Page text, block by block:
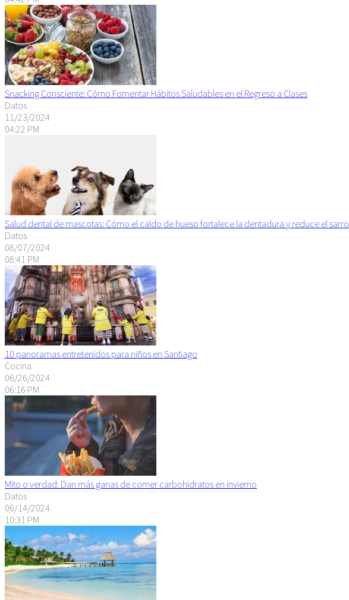
Snacking Consciente: Cómo Fomentar Hábitos Saludables en el Regreso a Clases
Datos
11/23/2024
04:22 PM
Salud dental de mascotas: Cómo el caldo de hueso fortalece la dentadura y reduce el sarro
Datos
08/07/2024
08:41 PM
10 panoramas entretenidos para niños en Santiago
Cocina
06/26/2024
06:16 PM
Mito o verdad: Dan más ganas de comer carbohidratos en invierno
Datos
06/14/2024
10:31 PM